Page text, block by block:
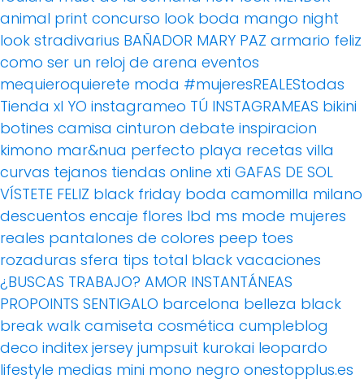
animal print concurso look boda mango night
look stradivarius BAÑADOR MARY PAZ armario feliz
como ser un reloj de arena eventos
mequieroquierete moda #mujeresREALEStodas
Tienda xl YO instagrameo TÚ INSTAGRAMEAS bikini
botines camisa cinturon debate inspiracion
kimono mar&nua perfecto playa recetas villa
curvas tejanos tiendas online xti GAFAS DE SOL
VÍSTETE FELIZ black friday boda camomilla milano
descuentos encaje flores lbd ms mode mujeres
reales pantalones de colores peep toes
rozaduras sfera tips total black vacaciones
¿BUSCAS TRABAJO? AMOR INSTANTÁNEAS
PROPOINTS SENTIGALO barcelona belleza black
break walk camiseta cosmética cumpleblog
deco inditex jersey jumpsuit kurokai leopardo
lifestyle medias mini mono negro onestopplus.es